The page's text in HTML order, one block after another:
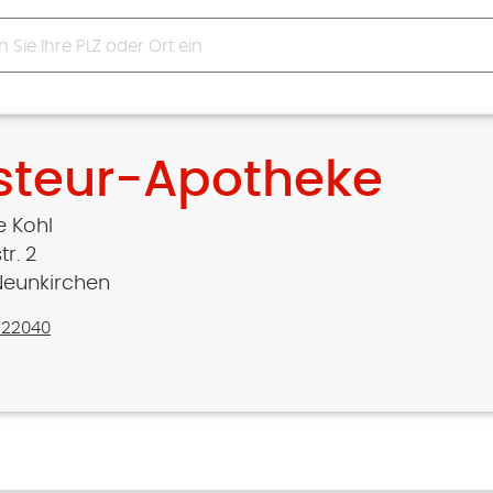
Apotheke
Kohl
2